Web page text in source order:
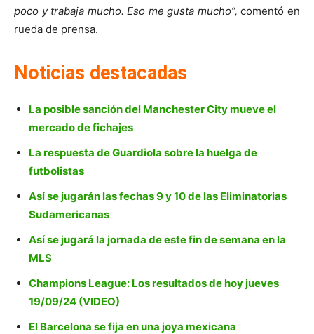
poco y trabaja mucho. Eso me gusta mucho”, comentó en
rueda de prensa.
Noticias destacadas
La posible sanción del Manchester City mueve el
mercado de fichajes
La respuesta de Guardiola sobre la huelga de
futbolistas
Así se jugarán las fechas 9 y 10 de las Eliminatorias
Sudamericanas
Así se jugará la jornada de este fin de semana en la
MLS
Champions League: Los resultados de hoy jueves
19/09/24 (VIDEO)
El Barcelona se fija en una joya mexicana